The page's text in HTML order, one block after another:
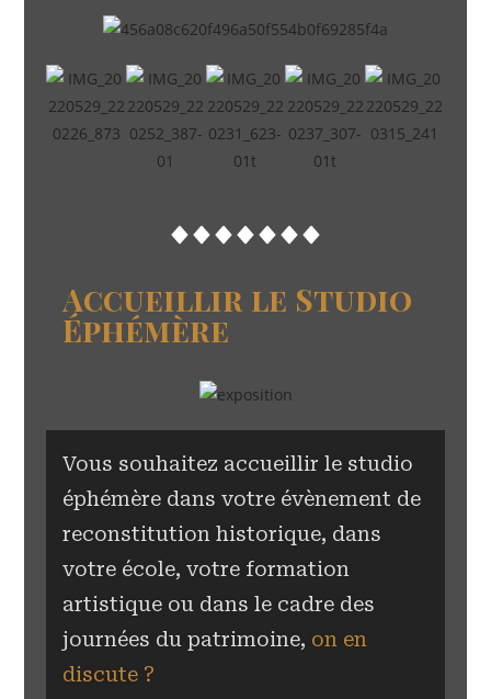
Accueillir le Studio
Éphémère
Vous souhaitez accueillir le studio
éphémère dans votre évènement de
reconstitution historique, dans
votre école, votre formation
artistique ou dans le cadre des
journées du patrimoine, on en
discute ?